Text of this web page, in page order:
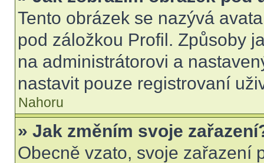
Tento obrázek se nazývá
pod záložkou Profil. Způsoby
na administrátorovi a
nastavit pouze registrovaní
Nahoru
» Jak změním svoje
Obecně vzato, svoje zařazení